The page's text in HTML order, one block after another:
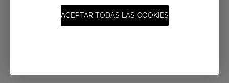
ACEPTAR TODAS LAS COOKIES